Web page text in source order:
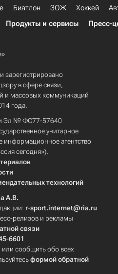
Биатлон ЗОЖ Хоккей
Продукты и сервисы Пресс-
зарегистрировано
в сфере связи,
и массовых коммуникаций
года.
Эл № ФС77-57640
унитарное
информационное агентство
сегодня»).
технологий
А.В.
r-sport.internet@ria.ru
релизов и рекламы
связи
6601
или сообщить обо всех
формой обратной